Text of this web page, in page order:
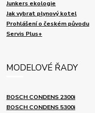
Junkers ekologie
Jak vybrat plynový kotel
Prohlášení o českém původu
Servis Plus+
MODELOVÉ ŘADY
BOSCH CONDENS 2300i
BOSCH CONDENS 5300i